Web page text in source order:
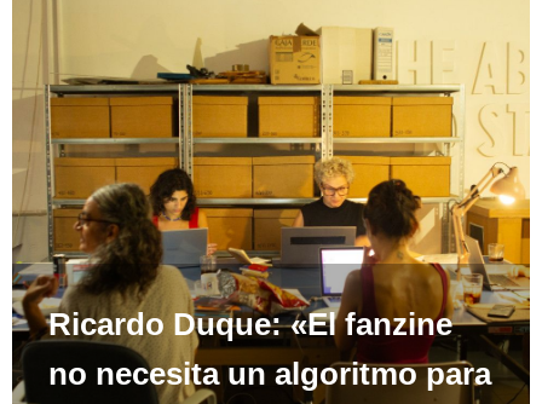
Ricardo Duque: «El fanzine
no necesita un algoritmo para